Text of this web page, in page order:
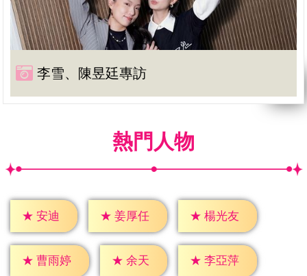
李雪、陳昱廷專訪
熱門人物
★ 安迪 ★ 姜厚任 ★ 楊光友
★ 曹雨婷 ★ 余天 ★ 李亞萍